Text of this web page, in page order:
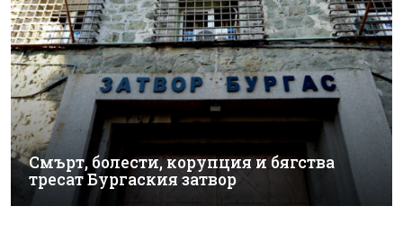
Смърт, болести, корупция и бягства
тресат Бургаския затвор